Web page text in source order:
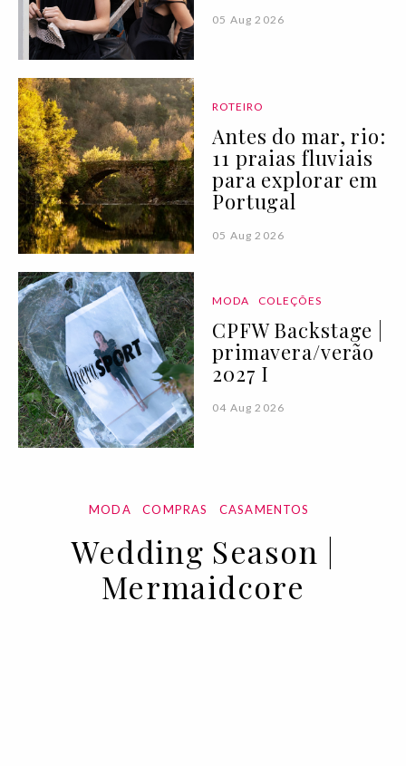
05 Aug 2026
ROTEIRO
Antes do mar, rio:
11 praias fluviais
para explorar em
Portugal
05 Aug 2026
MODA COLEÇÕES
CPFW Backstage |
primavera/verão
2027 I
04 Aug 2026
MODA COMPRAS CASAMENTOS
Wedding Season |
Mermaidcore